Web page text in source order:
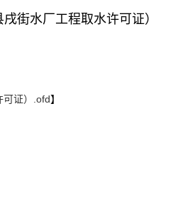
街水厂工程取水许可证）
可证）.ofd】